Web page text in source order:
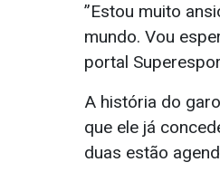
”Estou muito
mundo. Vou
portal
A história do
que ele já
duas estão